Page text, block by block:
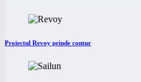
Proiectul Revoy prinde contur